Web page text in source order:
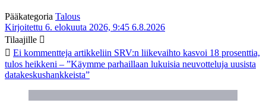
Pääkategoria Talous
Kirjoitettu 6. elokuuta 2026, 9:45 6.8.2026
Tilaajille
Ei kommentteja artikkeliin SRV:n liikevaihto kasvoi 18 prosenttia,
tulos heikkeni – ”Käymme parhaillaan lukuisia neuvotteluja uusista
datakeskushankkeista”